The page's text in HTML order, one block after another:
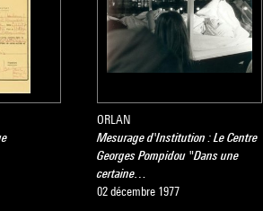
ORLAN
Mesurage d'Institution : Le Centre
Georges Pompidou "Dans une
certaine…
02 décembre 1977